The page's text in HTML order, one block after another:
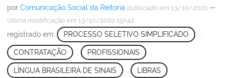
por Comunicação Social da Reitoria publicado em 13/10/2020 —
última modificação em 13/10/2020 15h42
registrado em: PROCESSO SELETIVO SIMPLIFICADO ,
CONTRATAÇÃO PROFISSIONAIS
LÍNGUA BRASILEIRA DE SINAIS LIBRAS